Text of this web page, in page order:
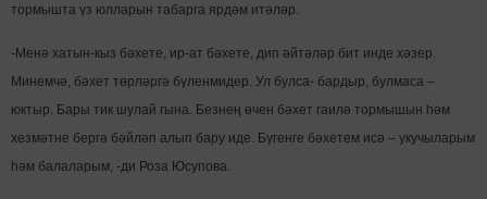
тормышта үз юлларын табарга ярдәм итәләр.
-Менә хатын-кыз бәхете, ир-ат бәхете, дип әйтәләр бит инде хәзер.
Минемчә, бәхет төрләргә бүленмидер. Ул булса- бардыр, булмаса –
юктыр. Бары тик шулай гына. Безнең өчен бәхет гаилә тормышын һәм
хезмәтне бергә бәйләп алып бару иде. Бүгенге бәхетем исә – укучыларым
һәм балаларым, -ди Роза Юсупова.